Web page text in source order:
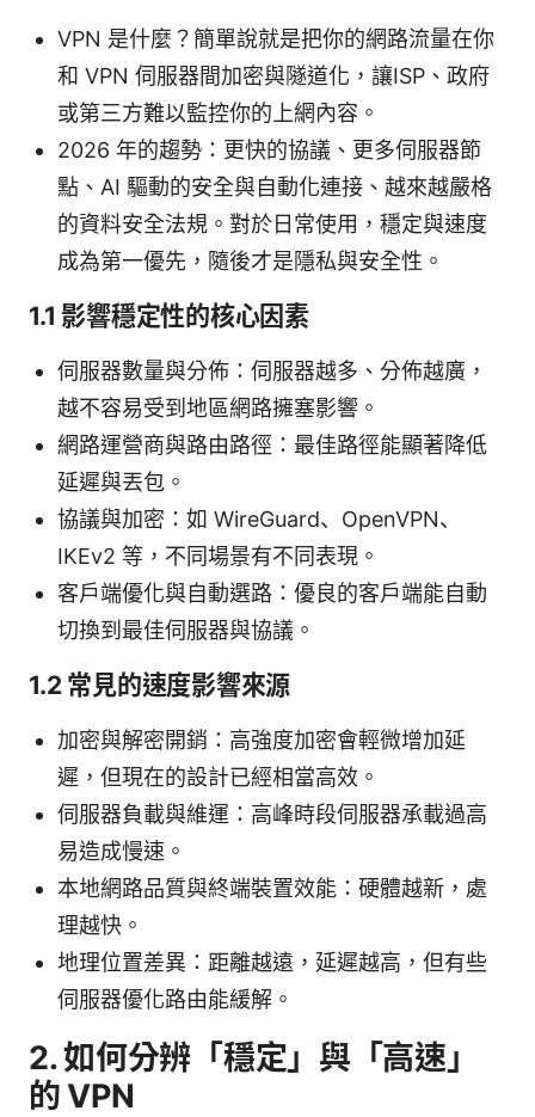
VPN 是什麼？簡單說就是把你的網路流量在你
和 VPN 伺服器間加密與隧道化，讓ISP、政府
或第三方難以監控你的上網內容。
2026 年的趨勢：更快的協議、更多伺服器節
點、AI 驅動的安全與自動化連接、越來越嚴格
的資料安全法規。對於日常使用，穩定與速度
成為第一優先，隨後才是隱私與安全性。
1.1 影響穩定性的核心因素
伺服器數量與分佈：伺服器越多、分佈越廣，
越不容易受到地區網路擁塞影響。
網路運營商與路由路徑：最佳路徑能顯著降低
延遲與丟包。
協議與加密：如 WireGuard、OpenVPN、
IKEv2 等，不同場景有不同表現。
客戶端優化與自動選路：優良的客戶端能自動
切換到最佳伺服器與協議。
1.2 常見的速度影響來源
加密與解密開銷：高強度加密會輕微增加延
遲，但現在的設計已經相當高效。
伺服器負載與維運：高峰時段伺服器承載過高
易造成慢速。
本地網路品質與終端裝置效能：硬體越新，處
理越快。
地理位置差異：距離越遠，延遲越高，但有些
伺服器優化路由能緩解。
2. 如何分辨「穩定」與「高速」
的 VPN